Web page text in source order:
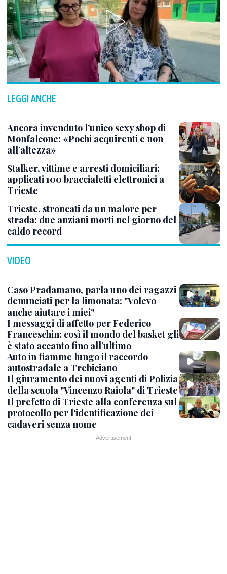
LEGGI ANCHE
Ancora invenduto l’unico sexy shop di
Monfalcone: «Pochi acquirenti e non
all’altezza»
Stalker, vittime e arresti domiciliari:
applicati 100 braccialetti elettronici a
Trieste
Trieste, stroncati da un malore per
strada: due anziani morti nel giorno del
caldo record
VIDEO
Caso Pradamano, parla uno dei ragazzi
denunciati per la limonata: "Volevo
anche aiutare i miei"
I messaggi di affetto per Federico
Franceschin: così il mondo del basket gli
è stato accanto fino all’ultimo
Auto in fiamme lungo il raccordo
autostradale a Trebiciano
Il giuramento dei nuovi agenti di Polizia
della scuola "Vincenzo Raiola" di Trieste
Il prefetto di Trieste alla conferenza sul
protocollo per l'identificazione dei
cadaveri senza nome